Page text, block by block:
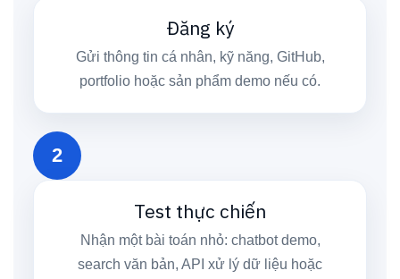
Đăng ký
Gửi thông tin cá nhân, kỹ năng, GitHub,
portfolio hoặc sản phẩm demo nếu có.
2
Test thực chiến
Nhận một bài toán nhỏ: chatbot demo,
search văn bản, API xử lý dữ liệu hoặc